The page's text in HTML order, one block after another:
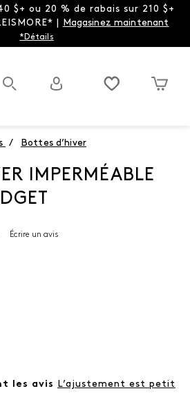
$+ ou 20 % de rabais sur 210 $+
| Magasinez maintenant
*Détails
/ Bottes d’hiver
IMPERMÉABLE
Écrire un avis
les avis L’ajustement est petit